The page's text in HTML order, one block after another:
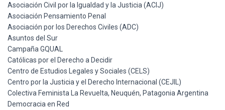
Asociación Civil por la Igualdad y la Justicia (ACIJ)
Asociación Pensamiento Penal
Asociación por los Derechos Civiles (ADC)
Asuntos del Sur
Campaña GQUAL
Católicas por el Derecho a Decidir
Centro de Estudios Legales y Sociales (CELS)
Centro por la Justicia y el Derecho Internacional (CEJIL)
Colectiva Feminista La Revuelta, Neuquén, Patagonia Argentina
Democracia en Red